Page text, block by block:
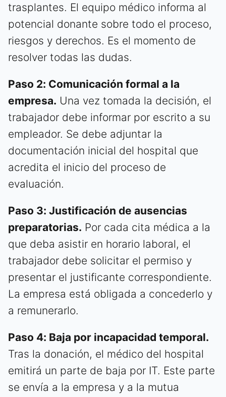
trasplantes. El equipo médico informa al
potencial donante sobre todo el proceso,
riesgos y derechos. Es el momento de
resolver todas las dudas.
Paso 2: Comunicación formal a la
empresa. Una vez tomada la decisión, el
trabajador debe informar por escrito a su
empleador. Se debe adjuntar la
documentación inicial del hospital que
acredita el inicio del proceso de
evaluación.
Paso 3: Justificación de ausencias
preparatorias. Por cada cita médica a la
que deba asistir en horario laboral, el
trabajador debe solicitar el permiso y
presentar el justificante correspondiente.
La empresa está obligada a concederlo y
a remunerarlo.
Paso 4: Baja por incapacidad temporal.
Tras la donación, el médico del hospital
emitirá un parte de baja por IT. Este parte
se envía a la empresa y a la mutua